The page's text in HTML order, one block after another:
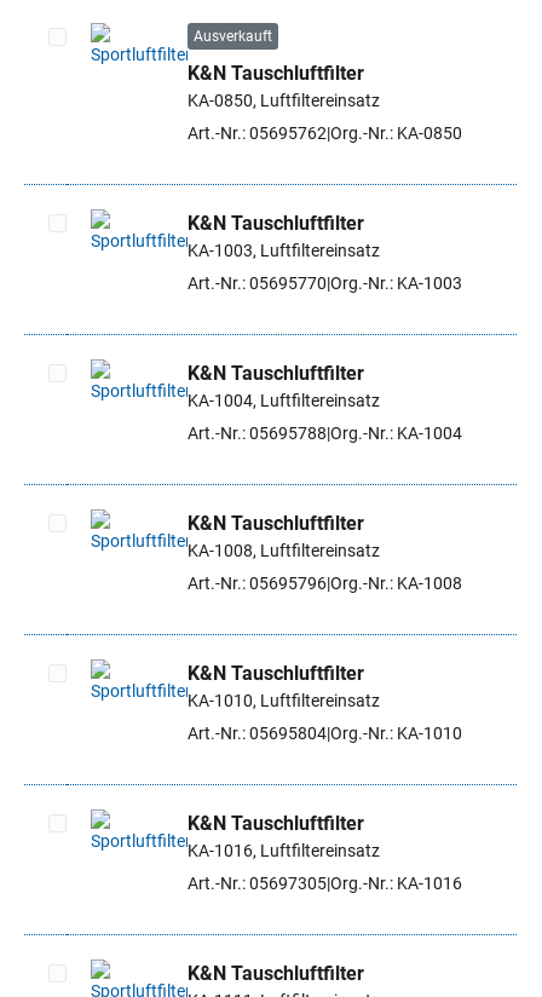
Artikel auswählen
Ausverkauft
K&N Tauschluftfilter
KA-0850, Luftfiltereinsatz
Art.-Nr.: 05695762 Org.-Nr.: KA-0850
Artikel auswählen
K&N Tauschluftfilter
KA-1003, Luftfiltereinsatz
Art.-Nr.: 05695770 Org.-Nr.: KA-1003
Artikel auswählen
K&N Tauschluftfilter
KA-1004, Luftfiltereinsatz
Art.-Nr.: 05695788 Org.-Nr.: KA-1004
Artikel auswählen
K&N Tauschluftfilter
KA-1008, Luftfiltereinsatz
Art.-Nr.: 05695796Org.-Nr.: KA-1008
Artikel auswählen
K&N Tauschluftfilter
KA-1010, Luftfiltereinsatz
Art.-Nr.: 05695804Org.-Nr.: KA-1010
Artikel auswählen
K&N Tauschluftfilter
KA-1016, Luftfiltereinsatz
Art.-Nr.: 05697305Org.-Nr.: KA-1016
K&N Tauschluftfilter